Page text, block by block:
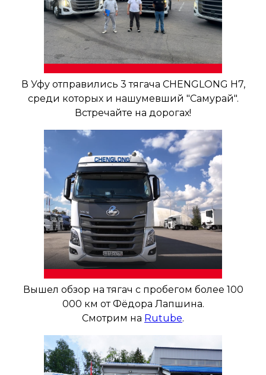
В Уфу отправились 3 тягача CHENGLONG H7,
среди которых и нашумевший "Самурай".
Встречайте на дорогах!
Вышел обзор на тягач с пробегом более 100
000 км от Фёдора Лапшина.
Смотрим на Rutube.